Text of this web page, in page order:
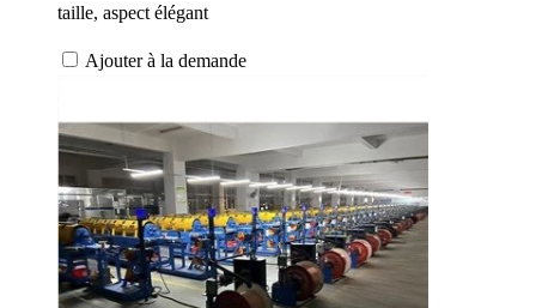
taille, aspect élégant
Ajouter à la demande